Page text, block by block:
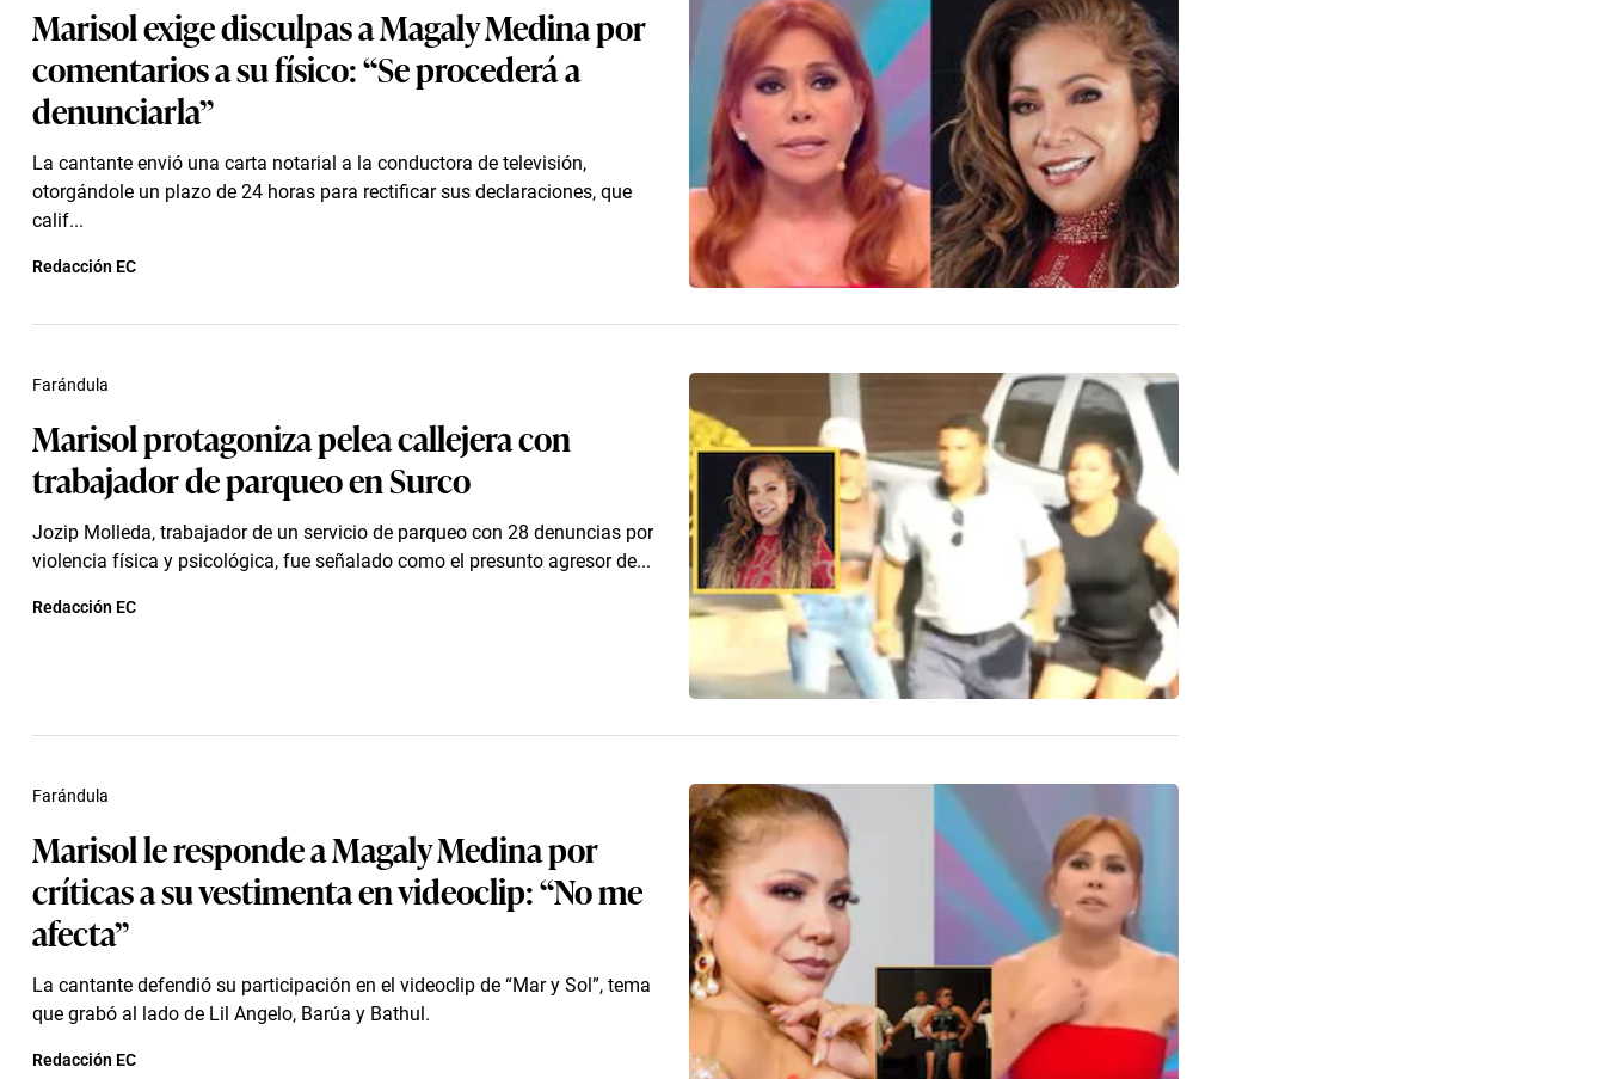
Marisol exige disculpas a Magaly Medina por
comentarios a su físico: “Se procederá a
denunciarla”
La cantante envió una carta notarial a la conductora de televisión,
otorgándole un plazo de 24 horas para rectificar sus declaraciones, que
calif...
Redacción EC
Marisol protagoniza pelea callejera con
trabajador de parqueo en Surco
Jozip Molleda, trabajador de un servicio de parqueo con 28 denuncias por
violencia física y psicológica, fue señalado como el presunto agresor de...
Farándula
Redacción EC
Marisol le responde a Magaly Medina por
críticas a su vestimenta en videoclip: “No me
afecta”
La cantante defendió su participación en el videoclip de “Mar y Sol”, tema
que grabó al lado de Lil Angelo, Barúa y Bathul.
Farándula
Redacción EC